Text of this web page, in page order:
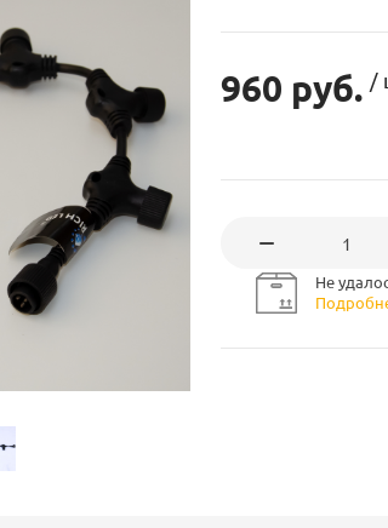
960 руб. /
Не